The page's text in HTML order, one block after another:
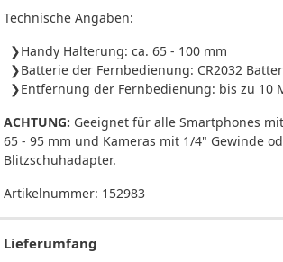
Technische Angaben:
Handy Halterung: ca. 65 - 100 mm
Batterie der Fernbedienung: CR2032
Entfernung der Fernbedienung: bis zu 10
ACHTUNG: Geeignet für alle Smartphones
65 - 95 mm und Kameras mit 1/4" Gewinde
Blitzschuhadapter.
Artikelnummer: 152983
Lieferumfang